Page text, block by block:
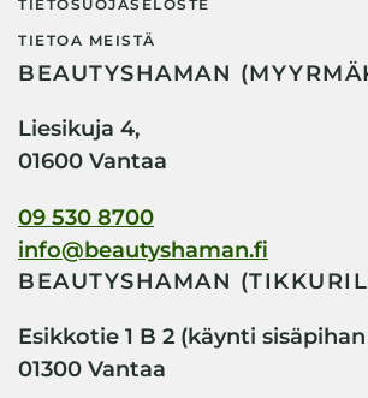
TIETOSUOJASELOSTE
TIETOA MEISTÄ
BEAUTYSHAMAN
Liesikuja 4,
01600 Vantaa
09 530 8700
info@beautyshaman.fi
BEAUTYSHAMAN
Esikkotie 1 B 2 (käynti
01300 Vantaa